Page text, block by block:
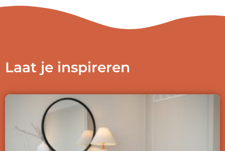
Laat je inspireren